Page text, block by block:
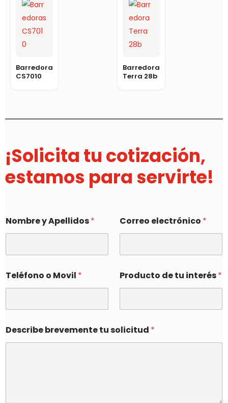
Barredora
CS7010
Barredora
Terra 28b
¡Solicita tu cotización,
estamos para servirte!
Nombre y Apellidos* Correo electrónico *
Teléfono o Movil * Producto de tu interés*
Describe brevemente tu solicitud *